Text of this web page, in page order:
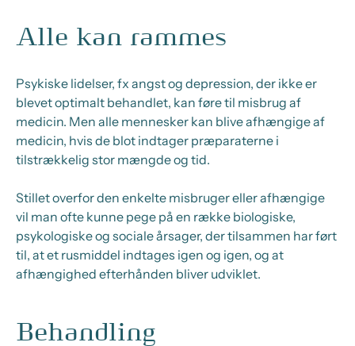
Alle kan rammes
Psykiske lidelser, fx angst og depression, der ikke er
blevet optimalt behandlet, kan føre til misbrug af
medicin. Men alle mennesker kan blive afhængige af
medicin, hvis de blot indtager præparaterne i
tilstrækkelig stor mængde og tid.
Stillet overfor den enkelte misbruger eller afhængige
vil man ofte kunne pege på en række biologiske,
psykologiske og sociale årsager, der tilsammen har ført
til, at et rusmiddel indtages igen og igen, og at
afhængighed efterhånden bliver udviklet.
Behandling